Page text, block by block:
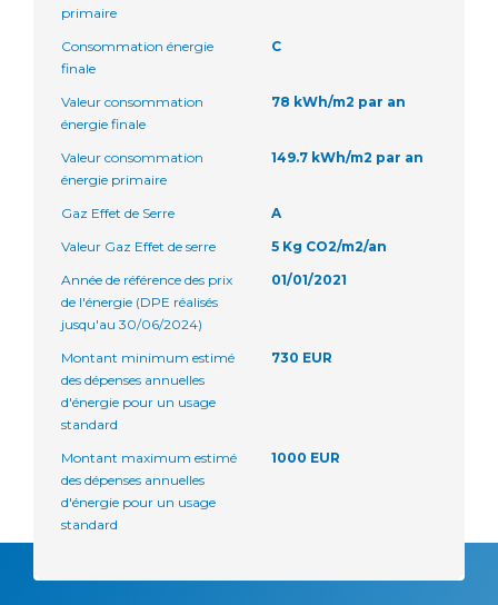
primaire
Consommation énergie
finale
C
Valeur consommation
énergie finale
78 kWh/m2 par an
Valeur consommation
énergie primaire
149.7 kWh/m2 par an
Gaz Effet de Serre
A
Valeur Gaz Effet de serre
5 Kg CO2/m2/an
Année de référence des prix
de l'énergie (DPE réalisés
jusqu'au 30/06/2024)
01/01/2021
Montant minimum estimé
des dépenses annuelles
d'énergie pour un usage
standard
730 EUR
Montant maximum estimé
des dépenses annuelles
d'énergie pour un usage
standard
1000 EUR